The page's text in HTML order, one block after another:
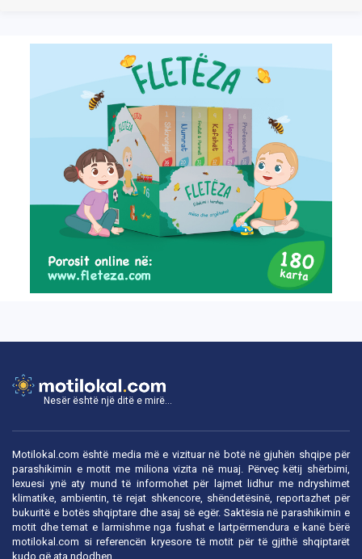
Nesër është një ditë e mirë...
Motilokal.com është media më e vizituar në botë në gjuhën shqipe për
parashikimin e motit me miliona vizita në muaj. Përveç këtij shërbimi,
lexuesi ynë aty mund të informohet për lajmet lidhur me ndryshimet
klimatike, ambientin, të rejat shkencore, shëndetësinë, reportazhet për
bukuritë e botës shqiptare dhe asaj së egër. Saktësia në parashikimin e
motit dhe temat e larmishme nga fushat e lartpërmendura e kanë bërë
motilokal.com si referencën kryesore të motit për të gjithë shqiptarët
kudo që ata ndodhen.